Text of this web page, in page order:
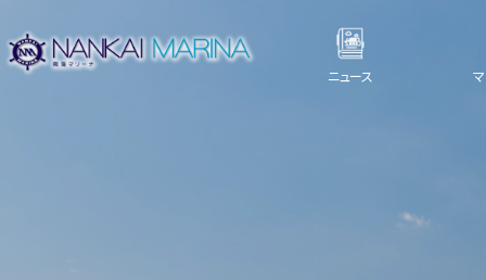
ニュース